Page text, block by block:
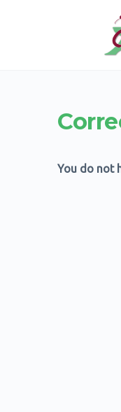
You do not